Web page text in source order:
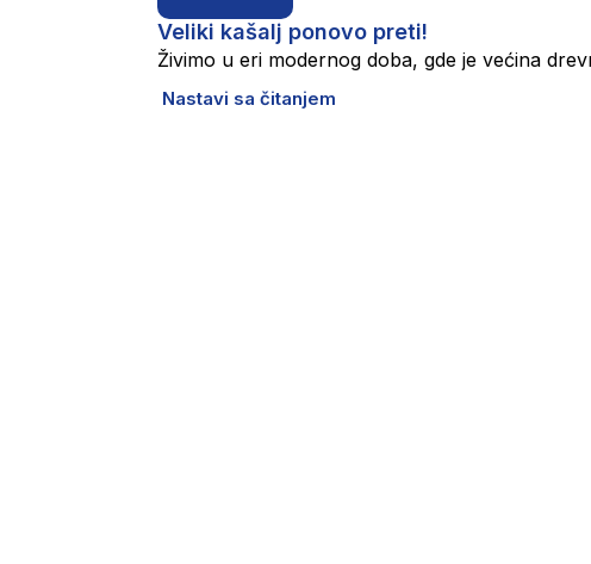
Veliki kašalj ponovo preti!
Živimo u eri modernog doba, gde je većina
Nastavi sa čitanjem